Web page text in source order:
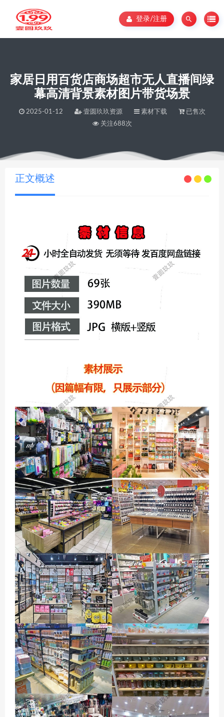
登录/注册
家居日用百货店商场超市无人直播间绿
幕高清背景素材图片带货场景
2025-01-12 壹圆玖玖资源 素材下载
已售次
关注688次
当前位置： 壹圆玖玖资源 家居日用百货店商场超市无人直播间绿幕高清背景素材图片带货场景
正文概述